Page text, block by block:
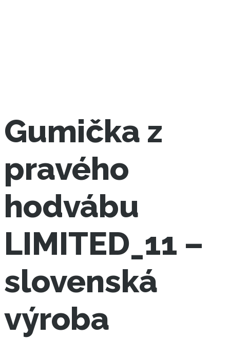
Gumička z
pravého
hodvábu
LIMITED_11 –
slovenská
výroba